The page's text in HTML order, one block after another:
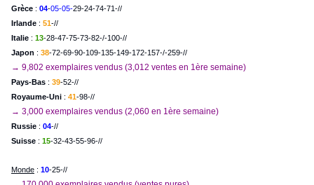
Grèce : 04-05-05-29-24-74-71-//
Irlande : 51-//
Italie : 13-28-47-75-73-82-/-100-//
Japon : 38-72-69-90-109-135-149-172-157-/-259-//
→ 9,802 exemplaires vendus (3,012 ventes en 1ère semaine)
Pays-Bas : 39-52-//
Royaume-Uni : 41-98-//
→ 3,000 exemplaires vendus (2,060 en 1ère semaine)
Russie : 04-//
Suisse : 15-32-43-55-96-//
Monde : 10-25-//